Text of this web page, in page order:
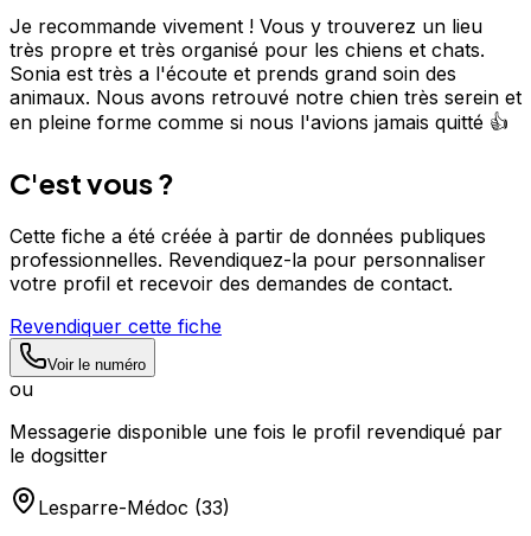
Je recommande vivement ! Vous y trouverez un lieu
très propre et très organisé pour les chiens et chats.
Sonia est très a l'écoute et prends grand soin des
animaux. Nous avons retrouvé notre chien très serein et
en pleine forme comme si nous l'avions jamais quitté 👍
C'est vous ?
Cette fiche a été créée à partir de données publiques
professionnelles. Revendiquez-la pour personnaliser
votre profil et recevoir des demandes de contact.
Revendiquer cette fiche
Voir le numéro
ou
Messagerie disponible une fois le profil revendiqué par
le dogsitter
Lesparre-Médoc (33)